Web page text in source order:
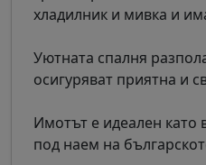
хладилник и мивка и
Уютната спалня
осигуряват приятна и
Имотът е идеален като
под наем на